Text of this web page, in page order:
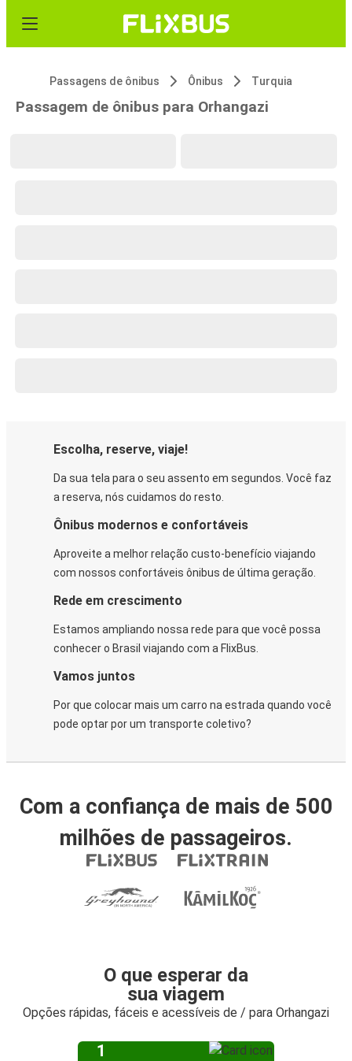
Passagens de ônibus Ônibus Turquia
Passagem de ônibus para Orhangazi
Escolha, reserve, viaje!
Da sua tela para o seu assento em segundos. Você faz
a reserva, nós cuidamos do resto.
Ônibus modernos e confortáveis
Aproveite a melhor relação custo-benefício viajando
com nossos confortáveis ônibus de última geração.
Rede em crescimento
Estamos ampliando nossa rede para que você possa
conhecer o Brasil viajando com a FlixBus.
Vamos juntos
Por que colocar mais um carro na estrada quando você
pode optar por um transporte coletivo?
Com a confiança de mais de 500
milhões de passageiros.
O que esperar da
sua viagem
Opções rápidas, fáceis e acessíveis de / para Orhangazi
1